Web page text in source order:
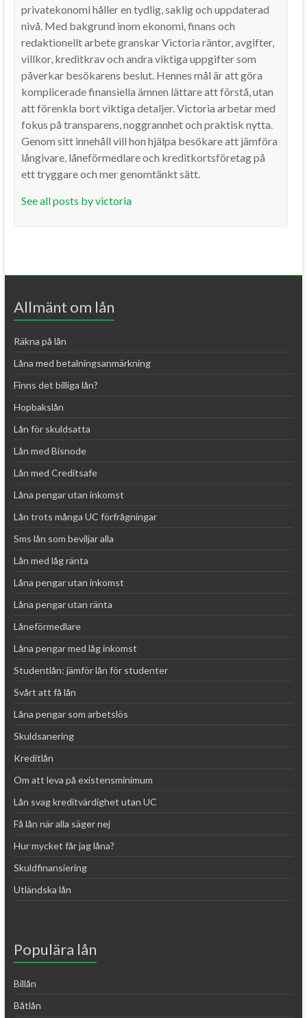
privatekonomi håller en tydlig, saklig och uppdaterad
nivå. Med bakgrund inom ekonomi, finans och
redaktionellt arbete granskar Victoria räntor, avgifter,
villkor, kreditkrav och andra viktiga uppgifter som
påverkar besökarens beslut. Hennes mål är att göra
komplicerade finansiella ämnen lättare att förstå, utan
att förenkla bort viktiga detaljer. Victoria arbetar med
fokus på transparens, noggrannhet och praktisk nytta.
Genom sitt innehåll vill hon hjälpa besökare att jämföra
långivare, låneförmedlare och kreditkortsföretag på
ett tryggare och mer genomtänkt sätt.
See all posts by victoria
Allmänt om lån
Räkna på lån
Låna med betalningsanmärkning
Finns det billiga lån?
Hopbakslån
Lån för skuldsatta
Lån med Bisnode
Lån med Creditsafe
Låna pengar utan inkomst
Lån trots många UC förfrågningar
Sms lån som beviljar alla
Lån med låg ränta
Låna pengar utan inkomst
Låna pengar utan ränta
Låneförmedlare
Låna pengar med låg inkomst
Studentlån: jämför lån för studenter
Svårt att få lån
Låna pengar som arbetslös
Skuldsanering
Kreditlån
Om att leva på existensminimum
Lån svag kreditvärdighet utan UC
Få lån när alla säger nej
Hur mycket får jag låna?
Skuldfinansiering
Utländska lån
Populära lån
Billån
Båtlån